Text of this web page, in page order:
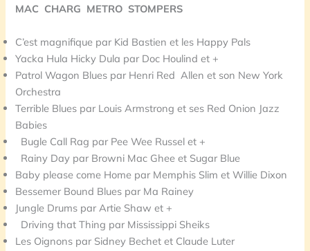
MAC CHARG METRO STOMPERS
C’est magnifique par Kid Bastien et les Happy Pals
Yacka Hula Hicky Dula par Doc Houlind et +
Patrol Wagon Blues par Henri Red Allen et son New York
Orchestra
Terrible Blues par Louis Armstrong et ses Red Onion Jazz
Babies
Bugle Call Rag par Pee Wee Russel et +
Rainy Day par Browni Mac Ghee et Sugar Blue
Baby please come Home par Memphis Slim et Willie Dixon
Bessemer Bound Blues par Ma Rainey
Jungle Drums par Artie Shaw et +
Driving that Thing par Mississippi Sheiks
Les Oignons par Sidney Bechet et Claude Luter